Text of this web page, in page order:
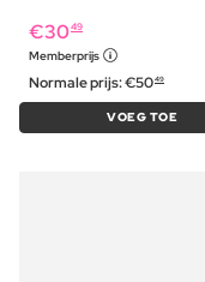
€3049
Memberprijs
Normale prijs:€5049
VOEG TOE